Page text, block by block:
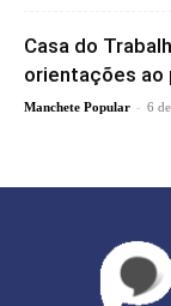
Casa do
orientações ao
Manchete Popular - 6